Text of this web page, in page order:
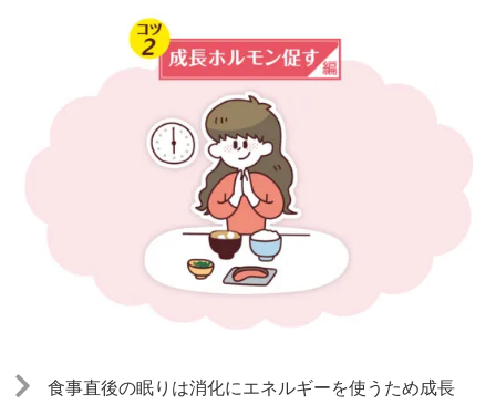
食事直後の眠りは消化にエネルギーを使うため成⻑